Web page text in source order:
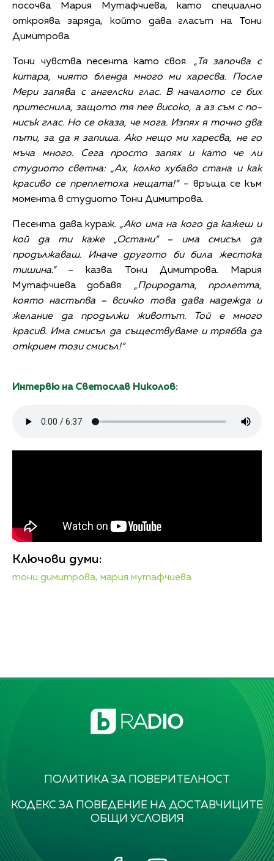
посочва Мария Мутафчиева, като специално
откроява заряда, който дава гласът на Тони
Димитрова.
Тони чувства песента като своя. „Тя започва с
китара, чиято бленда много ми харесва. После
Мери запява с ангелски глас. В началото се бих
притеснила, защото тя пее високо, а аз съм с по-
нисък глас. Но се оказа, че мога. Изпях я точно два
пъти, за да я запиша. Ако нещо ми харесва, не го
мъча много. Сега просто запях и като че ли
студиото светна: „Ах, колко хубаво стана и как
красиво се преплетоха нещата!“– връща се към
момента в студиото Тони Димитрова.
Песента дава кураж. „Ако има на кого да кажеш и
кой да ти каже „Остани“ – има смисъл да
продължаваш. Иначе другото би била жестока
тишина.“– казва Тони Димитрова. Мария
Мутафчиева добавя: „Природата, пролетта,
която настъпва – всичко това дава надежда и
желание да продължи животът. Той е много
красив. Има смисъл да съществуваме и трябва да
открием този смисъл!“
Интервю на Светослав Николов:
Ключови думи:
тони димитрова, мария мутафчиева
ПОЛИТИКА ЗА ПОВЕРИТЕЛНОСТ
КОДЕКС ЗА ПОВЕДЕНИЕ НА ДОСТАВЧИЦИТЕ
ОБЩИ УСЛОВИЯ